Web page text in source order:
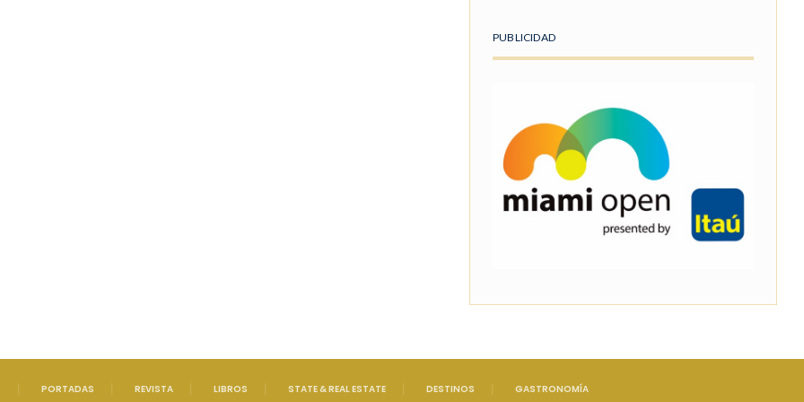
PUBLICIDAD
PORTADAS REVISTA LIBROS STATE & REAL ESTATE DESTINOS GASTRONOMÍA